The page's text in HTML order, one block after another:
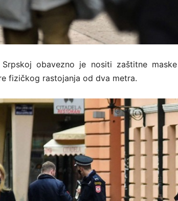
Srpskoj obavezno je nositi zaštitne
fizičkog rastojanja od dva metra.